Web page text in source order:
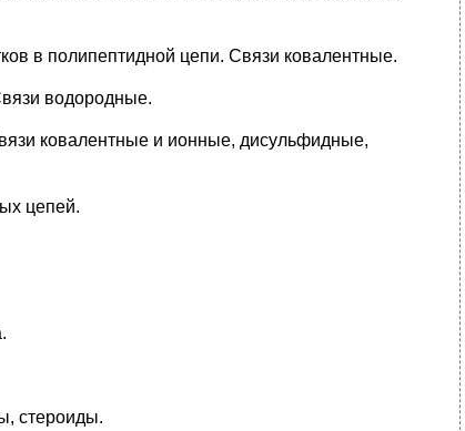
в полипептидной цепи. Связи ковалентные.
водородные.
ковалентные и ионные, дисульфидные,
цепей.
стероиды.